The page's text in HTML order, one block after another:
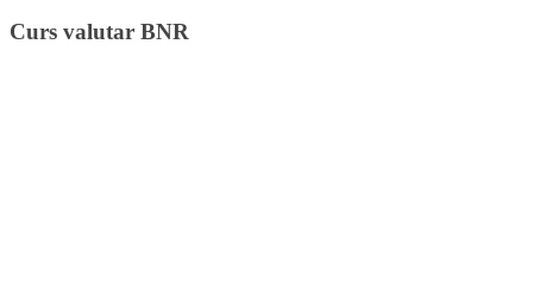
Curs valutar BNR